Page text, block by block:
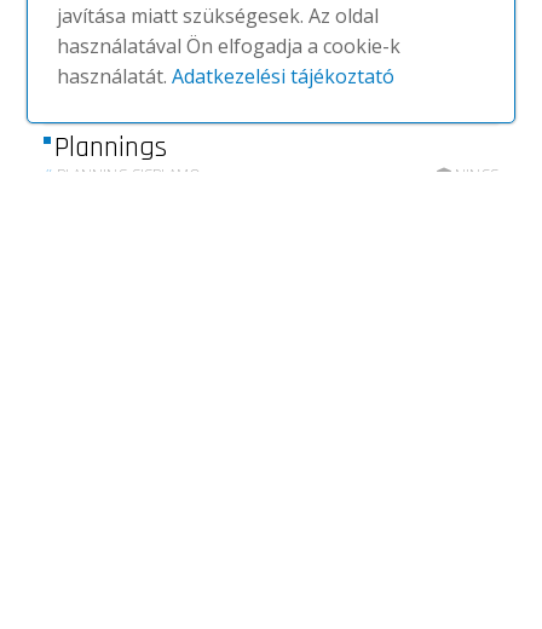
Plannings
# PLANNING SISPLAMO NINCS
javítása miatt szükségesek. Az oldal
használatával Ön elfogadja a cookie-k
használatát.Adatkezelési tájékoztató